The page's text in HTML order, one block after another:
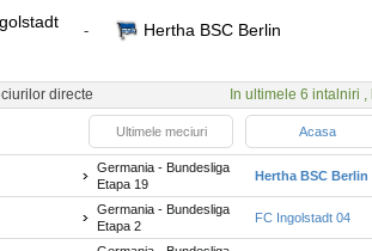
- Hertha BSC Berlin
directe In ultimele 6 intalniri ,
Ultimele meciuri Acasa
Germania - Bundesliga
Etapa 19
Hertha BSC Berlin
Germania - Bundesliga
Etapa 2
FC Ingolstadt 04